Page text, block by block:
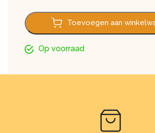
Toevoegen aan
Op voorraad